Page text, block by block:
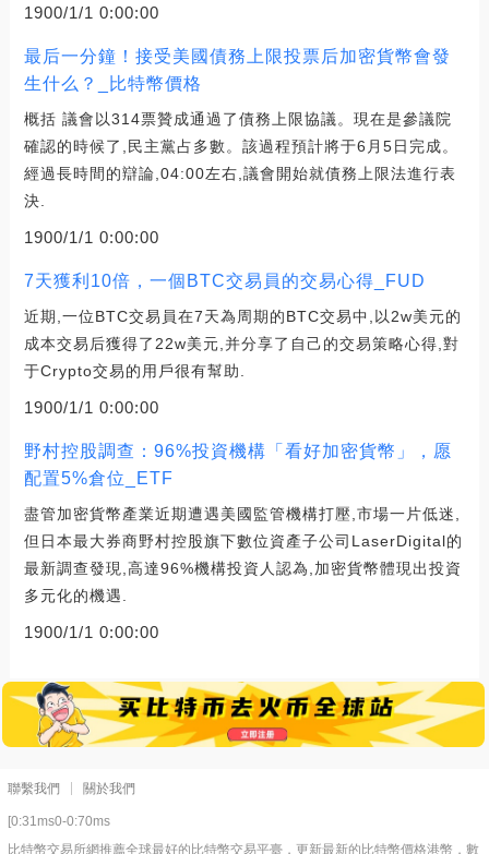
1900/1/1 0:00:00
最后一分鐘！接受美國債務上限投票后加密貨幣會發
生什么？_比特幣價格
概括 議會以314票贊成通過了債務上限協議。現在是參議院
確認的時候了,民主黨占多數。該過程預計將于6月5日完成。
經過長時間的辯論,04:00左右,議會開始就債務上限法進行表
決.
1900/1/1 0:00:00
7天獲利10倍，一個BTC交易員的交易心得_FUD
近期,一位BTC交易員在7天為周期的BTC交易中,以2w美元的
成本交易后獲得了22w美元,并分享了自己的交易策略心得,對
于Crypto交易的用戶很有幫助.
1900/1/1 0:00:00
野村控股調查：96%投資機構「看好加密貨幣」，愿
配置5%倉位_ETF
盡管加密貨幣產業近期遭遇美國監管機構打壓,市場一片低迷,
但日本最大券商野村控股旗下數位資產子公司LaserDigital的
最新調查發現,高達96%機構投資人認為,加密貨幣體現出投資
多元化的機遇.
1900/1/1 0:00:00
聯繫我們 關於我們
[0:31ms0-0:70ms
比特幣交易所網推薦全球最好的比特幣交易平臺，更新最新的比特幣價格港幣，數